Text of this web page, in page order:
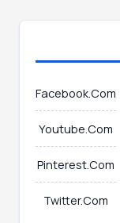
Facebook.Com
Youtube.Com
Pinterest.Com
Twitter.Com